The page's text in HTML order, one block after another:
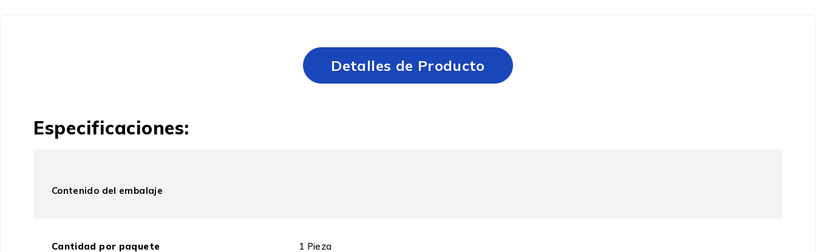
Detalles de Producto
Especificaciones:
Contenido del embalaje
Cantidad por paquete 1 Pieza